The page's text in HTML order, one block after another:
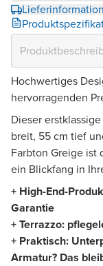
Hochwertiges
hervorragenden
Dieser
breit, 55 cm tief
Farbton Greige ist
ein Blickfang in
+ High-End-
Garantie
+ Terrazzo:
+ Praktisch:
Armatur? Das